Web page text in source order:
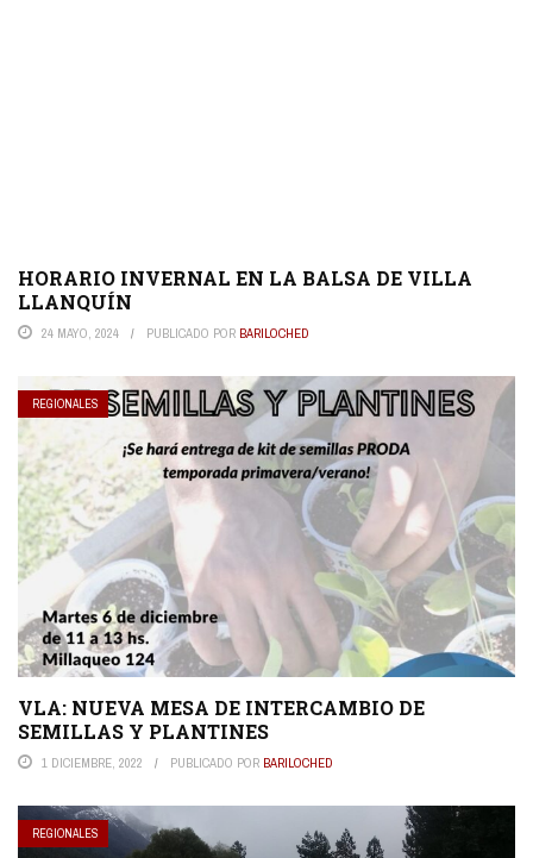
HORARIO INVERNAL EN LA BALSA DE VILLA
LLANQUÍN
24 MAYO, 2024 PUBLICADO POR BARILOCHED
REGIONALES
VLA: NUEVA MESA DE INTERCAMBIO DE
SEMILLAS Y PLANTINES
1 DICIEMBRE, 2022 PUBLICADO POR BARILOCHED
REGIONALES